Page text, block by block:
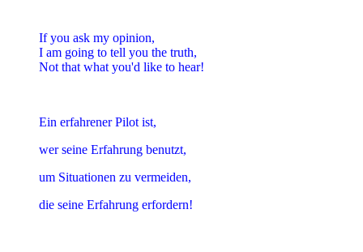
If you ask my opinion,
I am going to tell you the truth,
Not that what you'd like to hear!
Ein erfahrener Pilot ist,
wer seine Erfahrung benutzt,
um Situationen zu vermeiden,
die seine Erfahrung erfordern!